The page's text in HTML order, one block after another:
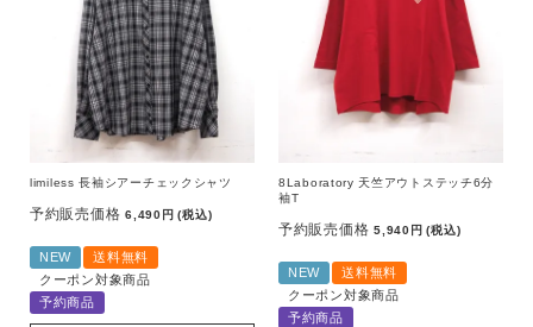
キーワード
limiless 長袖シアーチェックシャツ
予約販売価格 6,490 税込
NEW
送料無料
クーポン対象商品
予約商品
8Laboratory 天竺アウトステッチ6分
袖T
予約販売価格 5,940 税込
NEW
送料無料
クーポン対象商品
予約商品